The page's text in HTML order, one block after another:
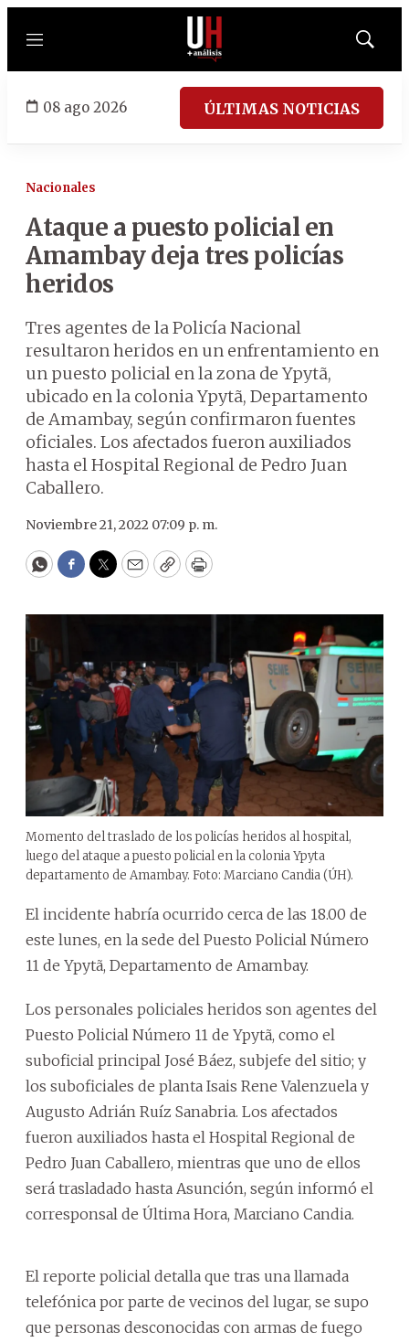
Menú
Mostrar
08 ago 2026 ÚLTIMAS NOTICIAS
Nacionales
Ataque a puesto policial en
Amambay deja tres policías
heridos
Tres agentes de la Policía Nacional
resultaron heridos en un enfrentamiento en
un puesto policial en la zona de Ypytã,
ubicado en la colonia Ypytã, Departamento
de Amambay, según confirmaron fuentes
oficiales. Los afectados fueron auxiliados
hasta el Hospital Regional de Pedro Juan
Caballero.
Noviembre 21, 2022 07:09 p. m.
WhatsApp
Facebook
Twitter
EmailCopyPrint
Momento del traslado de los policías heridos al hospital,
luego del ataque a puesto policial en la colonia Ypyta
departamento de Amambay. Foto: Marciano Candia (ÚH).
El incidente habría ocurrido cerca de las 18.00 de
este lunes, en la sede del Puesto Policial Número
11 de Ypytã, Departamento de Amambay.
Los personales policiales heridos son agentes del
Puesto Policial Número 11 de Ypytã, como el
suboficial principal José Báez, subjefe del sitio; y
los suboficiales de planta Isais Rene Valenzuela y
Augusto Adrián Ruíz Sanabria. Los afectados
fueron auxiliados hasta el Hospital Regional de
Pedro Juan Caballero, mientras que uno de ellos
será trasladado hasta Asunción, según informó el
corresponsal de Última Hora, Marciano Candia.
El reporte policial detalla que tras una llamada
telefónica por parte de vecinos del lugar, se supo
que personas desconocidas con armas de fuego